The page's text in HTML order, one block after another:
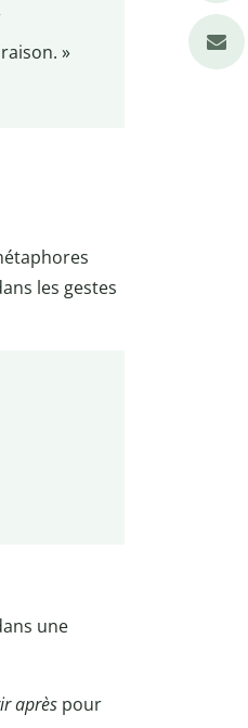
»
les gestes
une
après pour